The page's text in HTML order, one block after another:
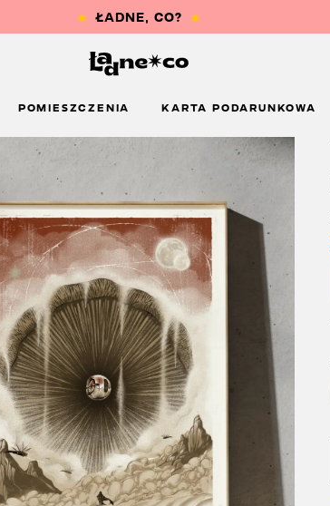
POMIESZCZENIA KARTA PODARUNKOWA